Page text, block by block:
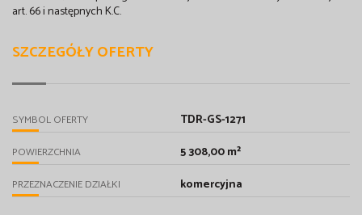
art. 66 i następnych K.C.
SZCZEGÓŁY OFERTY
SYMBOL OFERTY TDR-GS-1271
POWIERZCHNIA 5 308,00 m²
PRZEZNACZENIE DZIAŁKI komercyjna